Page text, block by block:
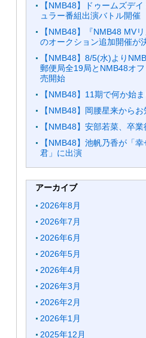
【NMB48】ドゥームズデ
ュラー番組出演バトル開催
【NMB48】『NMB48 MV
のオークション追加開催が
【NMB48】8/5(水)より
郵便局全19局とNMB48オ
売開始
【NMB48】11期で何か始
【NMB48】岡腰星来から
【NMB48】安部若菜、卒
【NMB48】池帆乃香が「
君」に出演
アーカイブ
2026年8月
2026年7月
2026年6月
2026年5月
2026年4月
2026年3月
2026年2月
2026年1月
2025年12月